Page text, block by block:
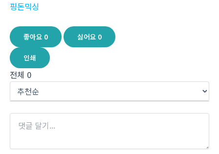
핑돈믹싱
좋아요 0 싫어요 0
인쇄
전체 0